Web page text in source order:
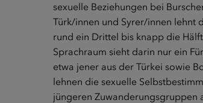
sexuelle Beziehungen bei
Türk/innen und Syrer/innen lehnt
rund ein Drittel bis knapp die
Sprachraum sieht darin nur ein
etwa jener aus der Türkei sowie
lehnen die sexuelle
jüngeren Zuwanderungsgruppen